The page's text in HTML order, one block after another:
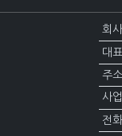
회
대
주
사
전